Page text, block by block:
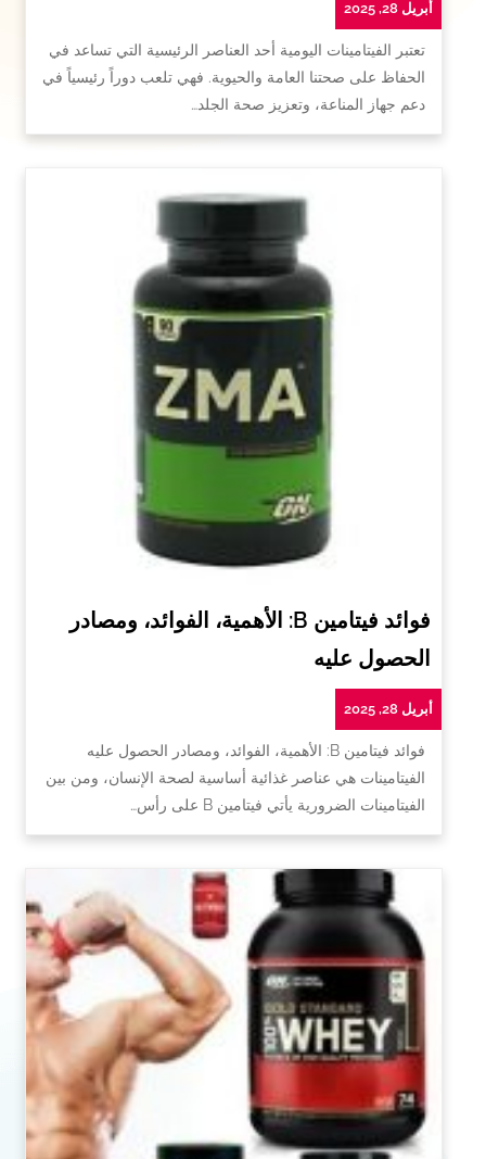
أبريل 28, 2025
تعتبر الفيتامينات اليومية أحد العناصر الرئيسية التي تساعد في
الحفاظ على صحتنا العامة والحيوية. فهي تلعب دوراً رئيسياً في
دعم جهاز المناعة، وتعزيز صحة الجلد…
فوائد فيتامين B: الأهمية، الفوائد، ومصادر
الحصول عليه
أبريل 28, 2025
فوائد فيتامين B: الأهمية، الفوائد، ومصادر الحصول عليه
الفيتامينات هي عناصر غذائية أساسية لصحة الإنسان، ومن بين
الفيتامينات الضرورية يأتي فيتامين B على رأس…